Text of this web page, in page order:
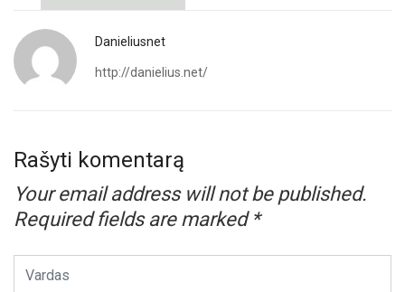
Danieliusnet
http://danielius.net/
Rašyti komentarą
Your email address will not be published.
Required fields are marked *